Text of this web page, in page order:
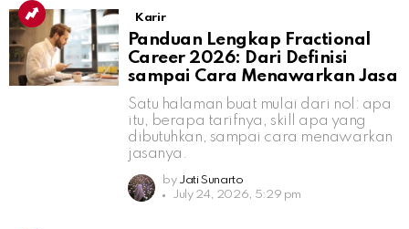
Karir
Panduan Lengkap Fractional
Career 2026: Dari Definisi
sampai Cara Menawarkan Jasa
Satu halaman buat mulai dari nol: apa
itu, berapa tarifnya, skill apa yang
dibutuhkan, sampai cara menawarkan
jasanya.
by Jati Sunarto
July 24, 2026, 5:29 pm